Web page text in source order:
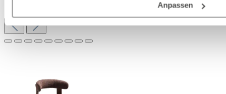
Anpassen